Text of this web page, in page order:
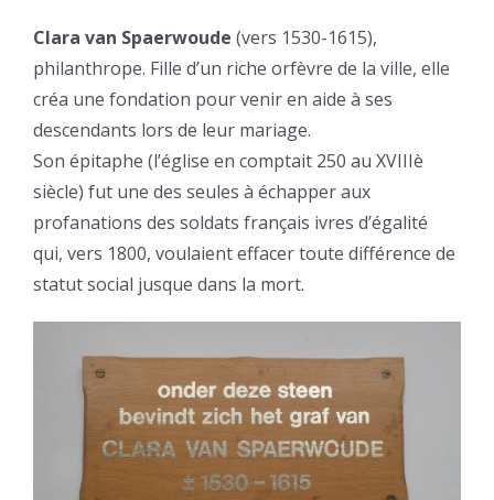
Clara van Spaerwoude (vers 1530-1615),
philanthrope. Fille d’un riche orfèvre de la ville, elle
créa une fondation pour venir en aide à ses
descendants lors de leur mariage.
Son épitaphe (l’église en comptait 250 au XVIIIè
siècle) fut une des seules à échapper aux
profanations des soldats français ivres d’égalité
qui, vers 1800, voulaient effacer toute différence de
statut social jusque dans la mort.